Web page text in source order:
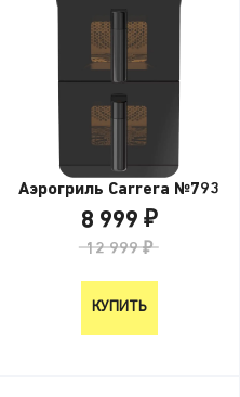
Аэрогриль Carrera №793
8 999 ₽
12 999 ₽
КУПИТЬ